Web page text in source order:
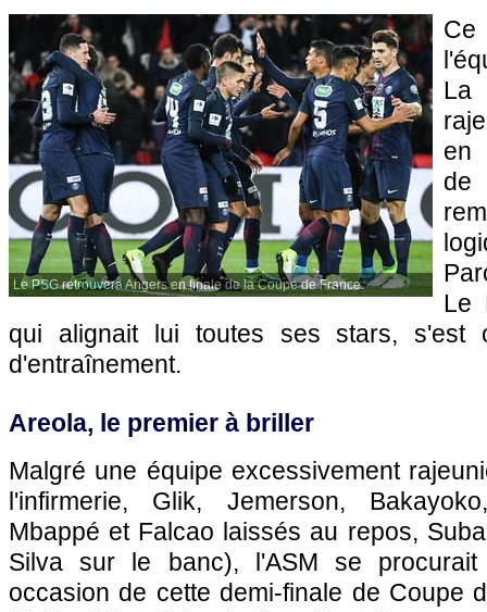
Le PSG retrouvera Angers en finale de la Coupe de France.
La
en
Le
qui alignait lui toutes ses stars, s'est
d'entraînement.
Areola, le premier à briller
Malgré une équipe excessivement
l'infirmerie, Glik, Jemerson,
Mbappé et Falcao laissés au repos,
Silva sur le banc), l'ASM se
occasion de cette demi-finale de Coupe